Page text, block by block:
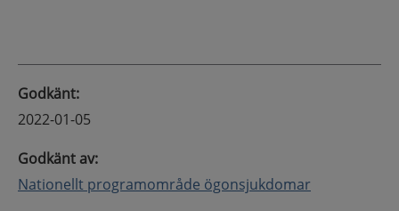
Godkänt:
2022-01-05
Godkänt av:
Nationellt programområde ögonsjukdomar